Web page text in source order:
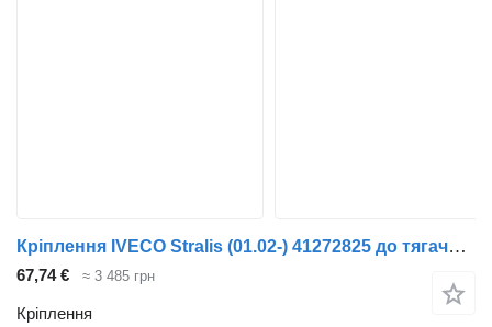
Кріплення IVECO Stralis (01.02-) 41272825 до тягача IVECO Stralis, Trakker (2002-)
67,74 € ≈ 3 485 грн
Кріплення